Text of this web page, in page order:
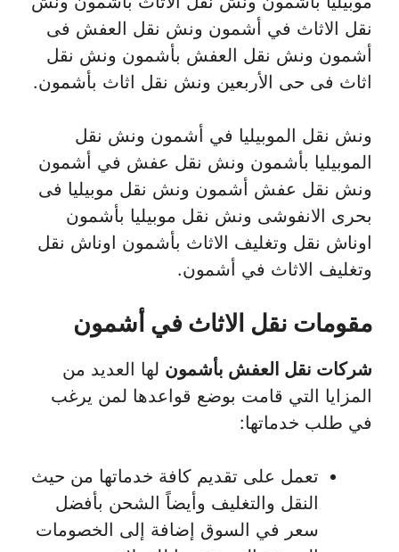
نقل الاثاث في أشمون ونش نقل العفش فى
أشمون ونش نقل العفش بأشمون ونش نقل
اثاث فى حى الأربعين ونش نقل اثاث بأشمون.
ونش نقل الموبيليا في أشمون ونش نقل
الموبيليا بأشمون ونش نقل عفش في أشمون
ونش نقل عفش أشمون ونش نقل موبيليا فى
بحرى الانفوشى ونش نقل موبيليا بأشمون
اوناش نقل وتغليف الاثاث بأشمون اوناش نقل
وتغليف الاثاث في أشمون.
مقومات نقل الاثاث في أشمون
شركات نقل العفش بأشمون لها العديد من
المزايا التي قامت بوضع قواعدها لمن يرغب
في طلب خدماتها:
تعمل على تقديم كافة خدماتها من حيث
النقل والتغليف وأيضاً الشحن بأفضل
سعر في السوق إضافة إلى الخصومات